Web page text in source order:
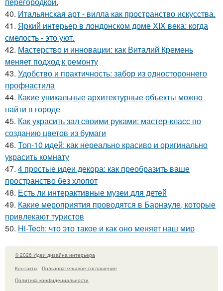
40. Итальянская арт - вилла как пространство искусства.
41. Яркий интерьер в лондонском доме XIX века: когда
смелость - это уют.
42. Мастерство и инновации: как Виталий Кремень
меняет подход к ремонту
43. Удобство и практичность: забор из одностороннего
профнастила
44. Какие уникальные архитектурные объекты можно
найти в городе
45. Как украсить зал своими руками: мастер-класс по
созданию цветов из бумаги
46. Топ-10 идей: как нереально красиво и оригинально
украсить комнату
47. 4 простые идеи декора: как преобразить ваше
пространство без хлопот
48. Есть ли интерактивные музеи для детей
49. Какие мероприятия проводятся в Барнауле, которые
привлекают туристов
50. Hi-Tech: что это такое и как оно меняет наш мир
© 2026 Идеи дизайна интерьера
Контакты
Пользовательское соглашение
Политика конфидециальности